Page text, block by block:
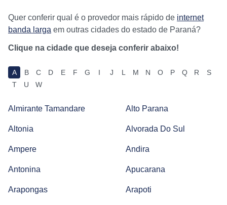
Quer conferir qual é o provedor mais rápido de internet
banda larga em outras cidades do estado de Paraná?
Clique na cidade que deseja conferir abaixo!
A B C D E F G I J L M N O P Q R
S
T
U W
Almirante Tamandare Alto Parana
Altonia Alvorada Do Sul
Ampere Andira
Antonina Apucarana
Arapongas Arapoti